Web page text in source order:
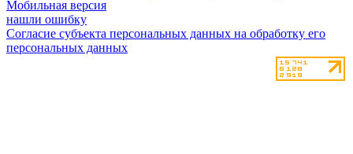
Мобильная версия
нашли ошибку
Согласие субъекта персональных данных на обработку его
персональных данных